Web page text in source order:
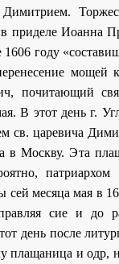
приделе Иоанна
году
мощей
почитающий
В этот день г.
св. царевича
в Москву. Эта
сей месяца мая в
сие и до
день после
плащаница и